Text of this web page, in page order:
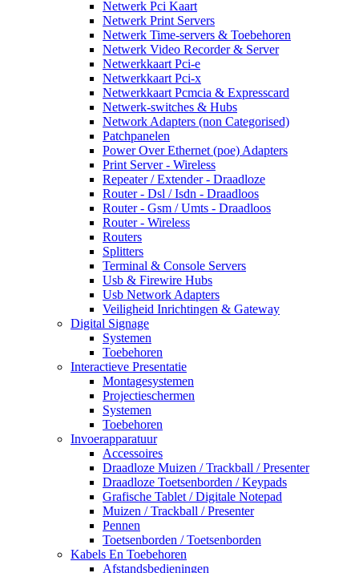
Netwerk Pci Kaart
Netwerk Print Servers
Netwerk Time-servers & Toebehoren
Netwerk Video Recorder & Server
Netwerkkaart Pci-e
Netwerkkaart Pci-x
Netwerkkaart Pcmcia & Expresscard
Netwerk-switches & Hubs
Network Adapters (non Categorised)
Patchpanelen
Power Over Ethernet (poe) Adapters
Print Server - Wireless
Repeater / Extender - Draadloze
Router - Dsl / Isdn - Draadloos
Router - Gsm / Umts - Draadloos
Router - Wireless
Routers
Splitters
Terminal & Console Servers
Usb & Firewire Hubs
Usb Network Adapters
Veiligheid Inrichtingen & Gateway
Digital Signage
Systemen
Toebehoren
Interactieve Presentatie
Montagesystemen
Projectieschermen
Systemen
Toebehoren
Invoerapparatuur
Accessoires
Draadloze Muizen / Trackball / Presenter
Draadloze Toetsenborden / Keypads
Grafische Tablet / Digitale Notepad
Muizen / Trackball / Presenter
Pennen
Toetsenborden / Toetsenborden
Kabels En Toebehoren
Afstandsbedieningen